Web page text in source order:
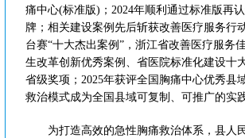
痛中心(标准版)；2024年顺利通过标准版再
牌；相关建设案例先后斩获改善医疗服务行
台赛“十大杰出案例”，浙江省改善医疗服务
生改革创新优秀案例、省医院标准化建设十
省级奖项；2025年获评全国胸痛中心优秀县
救治模式成为全国县域可复制、可推广的实
为打造高效的急性胸痛救治体系，县人民